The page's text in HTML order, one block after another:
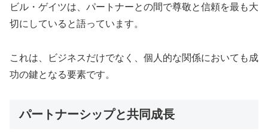
ビル・ゲイツは、パートナーとの間で尊敬と信頼を最も大
切にしていると語っています。
これは、ビジネスだけでなく、個人的な関係においても成
功の鍵となる要素です。
パートナーシップと共同成長